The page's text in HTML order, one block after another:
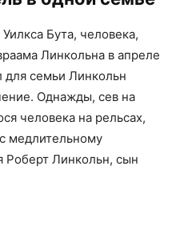
Бута, человека,
Линкольна в апреле
для семьи Линкольн
Однажды, сев на
человека на рельсах,
медлительному
Роберт Линкольн, сын